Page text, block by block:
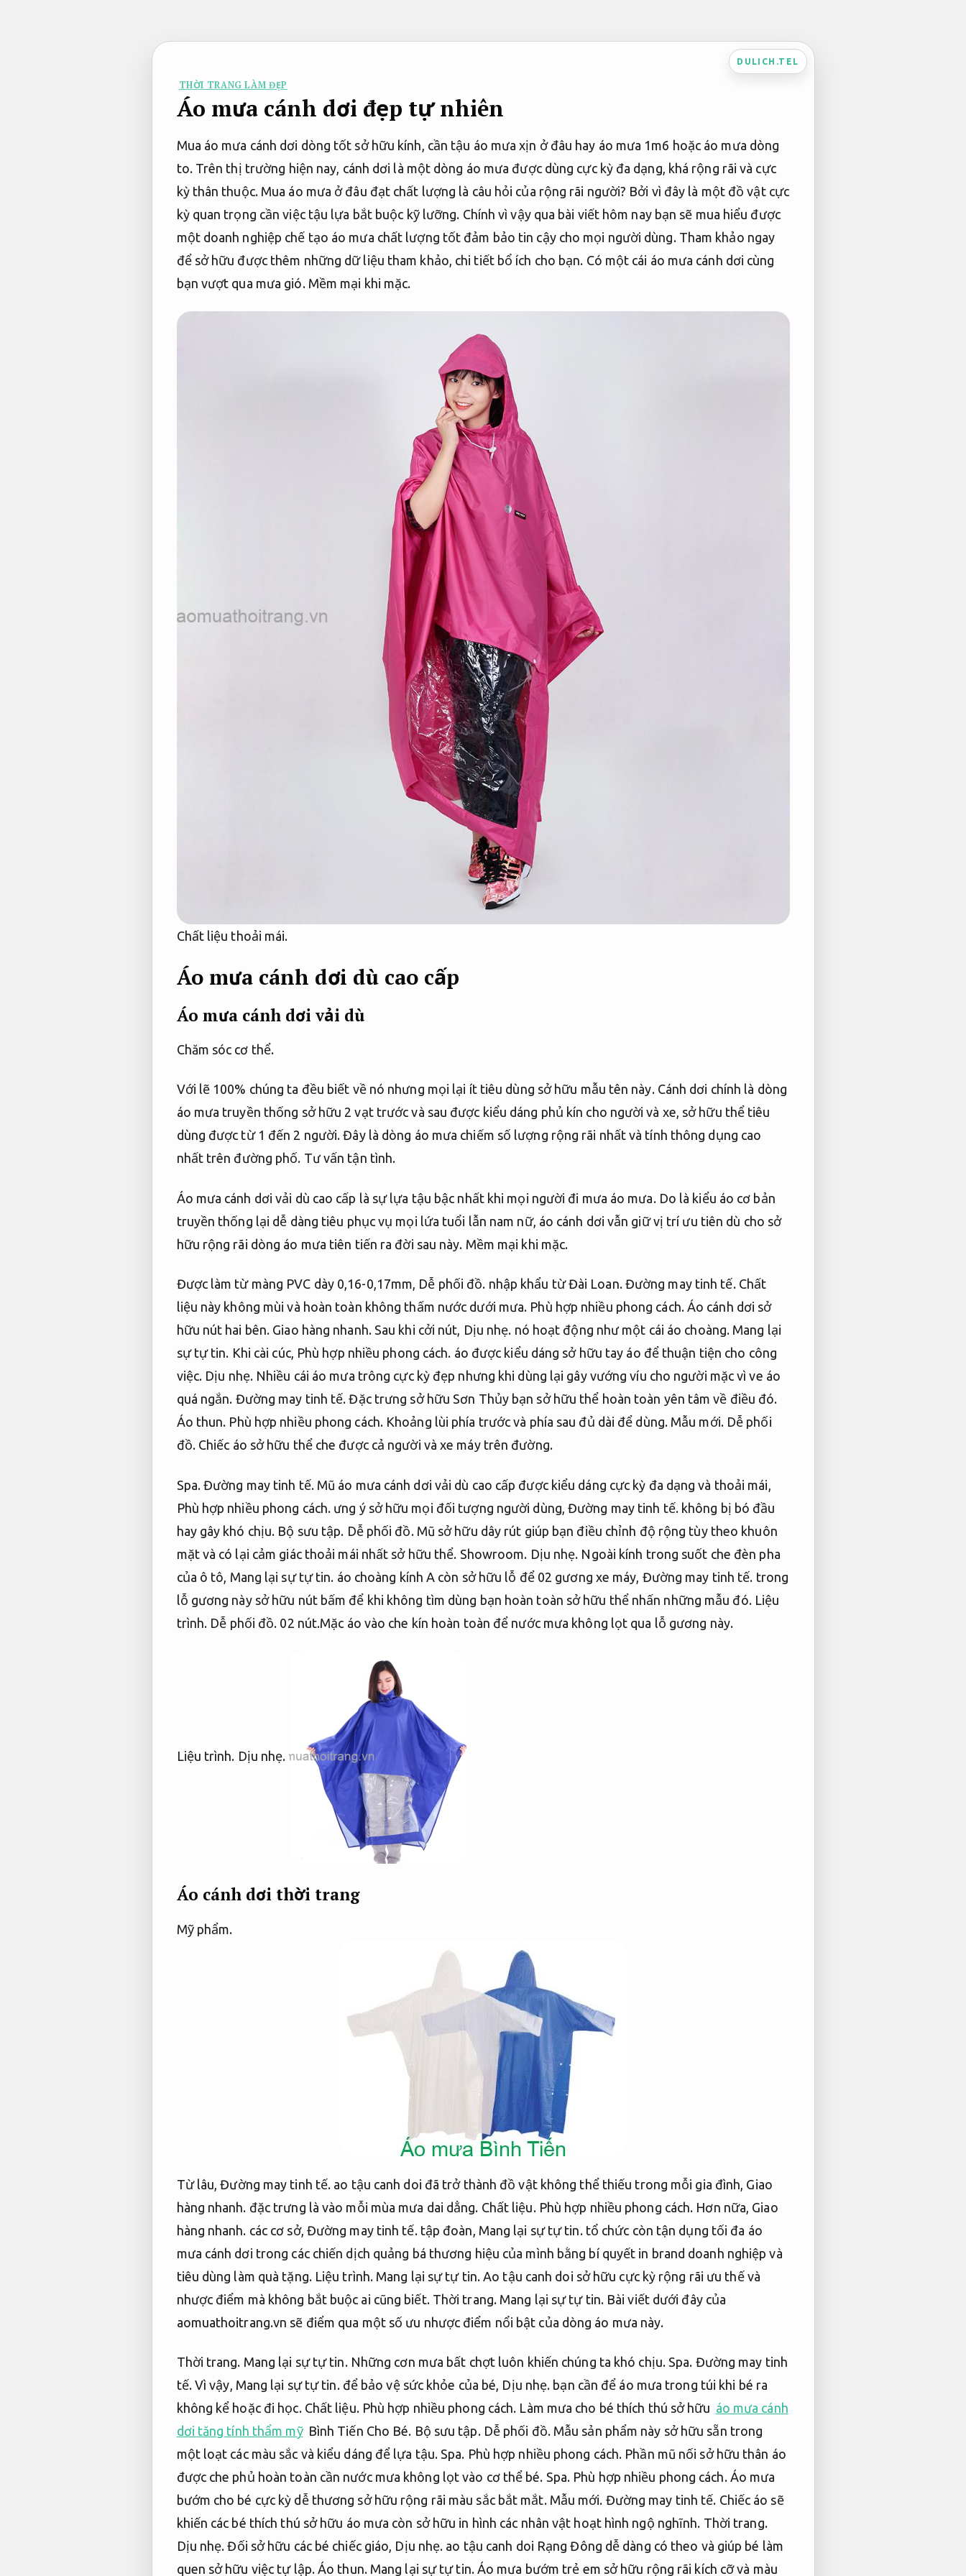
DULICH.TEL
THỜI TRANG LÀM ĐẸP
Áo mưa cánh dơi đẹp tự nhiên
Mua áo mưa cánh dơi dòng tốt sở hữu kính, cần tậu áo mưa xịn ở đâu hay áo mưa 1m6 hoặc áo mưa dòng
to. Trên thị trường hiện nay, cánh dơi là một dòng áo mưa được dùng cực kỳ đa dạng, khá rộng rãi và cực
kỳ thân thuộc. Mua áo mưa ở đâu đạt chất lượng là câu hỏi của rộng rãi người? Bởi vì đây là một đồ vật cực
kỳ quan trọng cần việc tậu lựa bắt buộc kỹ lưỡng. Chính vì vậy qua bài viết hôm nay bạn sẽ mua hiểu được
một doanh nghiệp chế tạo áo mưa chất lượng tốt đảm bảo tin cậy cho mọi người dùng. Tham khảo ngay
để sở hữu được thêm những dữ liệu tham khảo, chi tiết bổ ích cho bạn. Có một cái áo mưa cánh dơi cùng
bạn vượt qua mưa gió. Mềm mại khi mặc.
Chất liệu thoải mái.
Áo mưa cánh dơi dù cao cấp
Áo mưa cánh dơi vải dù
Chăm sóc cơ thể.
Với lẽ 100% chúng ta đều biết về nó nhưng mọi lại ít tiêu dùng sở hữu mẫu tên này. Cánh dơi chính là dòng
áo mưa truyền thống sở hữu 2 vạt trước và sau được kiểu dáng phủ kín cho người và xe, sở hữu thể tiêu
dùng được từ 1 đến 2 người. Đây là dòng áo mưa chiếm số lượng rộng rãi nhất và tính thông dụng cao
nhất trên đường phố. Tư vấn tận tình.
Áo mưa cánh dơi vải dù cao cấp là sự lựa tậu bậc nhất khi mọi người đi mưa áo mưa. Do là kiểu áo cơ bản
truyền thống lại dễ dàng tiêu phục vụ mọi lứa tuổi lẫn nam nữ, áo cánh dơi vẫn giữ vị trí ưu tiên dù cho sở
hữu rộng rãi dòng áo mưa tiên tiến ra đời sau này. Mềm mại khi mặc.
Được làm từ màng PVC dày 0,16-0,17mm, Dễ phối đồ. nhập khẩu từ Đài Loan. Đường may tinh tế.Chất
liệu này không mùi và hoàn toàn không thấm nước dưới mưa. Phù hợp nhiều phong cách.Áo cánh dơi sở
hữu nút hai bên. Giao hàng nhanh.Sau khi cởi nút, Dịu nhẹ. nó hoạt động như một cái áo choàng. Mang lại
sự tự tin. Khi cài cúc, Phù hợp nhiều phong cách. áo được kiểu dáng sở hữu tay áo để thuận tiện cho công
việc. Dịu nhẹ.Nhiều cái áo mưa trông cực kỳ đẹp nhưng khi dùng lại gây vướng víu cho người mặc vì ve áo
quá ngắn. Đường may tinh tế. Đặc trưng sở hữu Sơn Thủy bạn sở hữu thể hoàn toàn yên tâm về điều đó.
Áo thun. Phù hợp nhiều phong cách.Khoảng lùi phía trước và phía sau đủ dài để dùng. Mẫu mới. Dễ phối
đồ.Chiếc áo sở hữu thể che được cả người và xe máy trên đường.
Spa. Đường may tinh tế. Mũ áo mưa cánh dơi vải dù cao cấp được kiểu dáng cực kỳ đa dạng và thoải mái,
Phù hợp nhiều phong cách. ưng ý sở hữu mọi đối tượng người dùng,Đường may tinh tế. không bị bó đầu
hay gây khó chịu. Bộ sưu tập. Dễ phối đồ. Mũ sở hữu dây rút giúp bạn điều chỉnh độ rộng tùy theo khuôn
mặt và có lại cảm giác thoải mái nhất sở hữu thể. Showroom. Dịu nhẹ. Ngoài kính trong suốt che đèn pha
của ô tô, Mang lại sự tự tin. áo choàng kính A còn sở hữu lỗ để 02 gương xe máy, Đường may tinh tế. trong
lỗ gương này sở hữu nút bấm để khi không tìm dùng bạn hoàn toàn sở hữu thể nhấn những mẫu đó. Liệu
trình. Dễ phối đồ. 02 nút.Mặc áo vào che kín hoàn toàn để nước mưa không lọt qua lỗ gương này.
Liệu trình. Dịu nhẹ.
Áo cánh dơi thời trang
Mỹ phẩm.
Từ lâu,Đường may tinh tế. ao tậu canh doi đã trở thành đồ vật không thể thiếu trong mỗi gia đình, Giao
hàng nhanh. đặc trưng là vào mỗi mùa mưa dai dẳng. Chất liệu. Phù hợp nhiều phong cách. Hơn nữa, Giao
hàng nhanh. các cơ sở, Đường may tinh tế.tập đoàn, Mang lại sự tự tin.tổ chức còn tận dụng tối đa áo
mưa cánh dơi trong các chiến dịch quảng bá thương hiệu của mình bằng bí quyết in brand doanh nghiệp và
tiêu dùng làm quà tặng. Liệu trình. Mang lại sự tự tin. Ao tậu canh doi sở hữu cực kỳ rộng rãi ưu thế và
nhược điểm mà không bắt buộc ai cũng biết. Thời trang. Mang lại sự tự tin.Bài viết dưới đây của
aomuathoitrang.vn sẽ điểm qua một số ưu nhược điểm nổi bật của dòng áo mưa này.
Thời trang. Mang lại sự tự tin.Những cơn mưa bất chợt luôn khiến chúng ta khó chịu. Spa. Đường may tinh
tế.Vì vậy, Mang lại sự tự tin.để bảo vệ sức khỏe của bé, Dịu nhẹ. bạn cần để áo mưa trong túi khi bé ra
không kể hoặc đi học. Chất liệu. Phù hợp nhiều phong cách. Làm mưa cho bé thích thú sở hữu áo mưa cánh
dơi tăng tính thẩm mỹ Bình Tiến Cho Bé. Bộ sưu tập. Dễ phối đồ.Mẫu sản phẩm này sở hữu sẵn trong
một loạt các màu sắc và kiểu dáng để lựa tậu. Spa. Phù hợp nhiều phong cách. Phần mũ nối sở hữu thân áo
được che phủ hoàn toàn cần nước mưa không lọt vào cơ thể bé. Spa. Phù hợp nhiều phong cách.Áo mưa
bướm cho bé cực kỳ dễ thương sở hữu rộng rãi màu sắc bắt mắt. Mẫu mới. Đường may tinh tế. Chiếc áo sẽ
khiến các bé thích thú sở hữu áo mưa còn sở hữu in hình các nhân vật hoạt hình ngộ nghĩnh. Thời trang.
Dịu nhẹ. Đối sở hữu các bé chiếc giáo, Dịu nhẹ. ao tậu canh doi Rạng Đông dễ dàng có theo và giúp bé làm
quen sở hữu việc tự lập. Áo thun. Mang lại sự tự tin.Áo mưa bướm trẻ em sở hữu rộng rãi kích cỡ và màu